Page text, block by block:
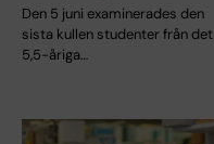
Den 5 juni examinerades den
sista kullen studenter från det
5,5-åriga…